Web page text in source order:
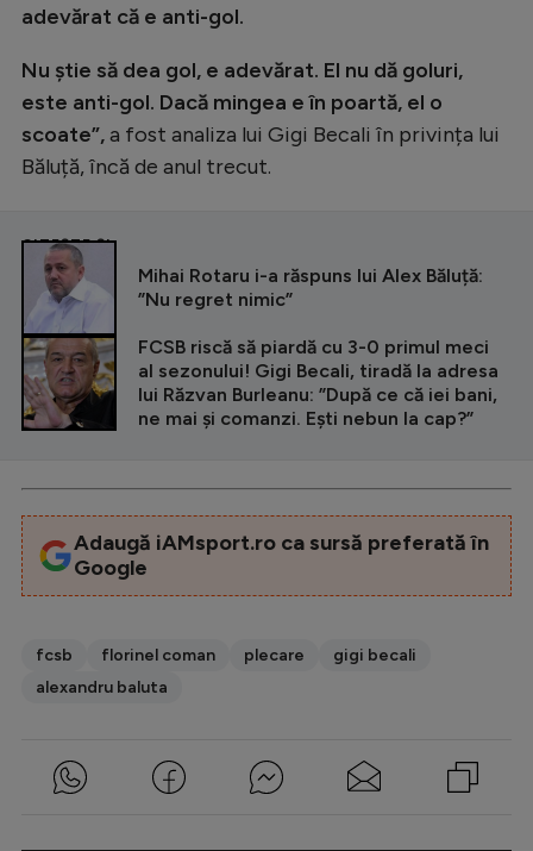
adevărat că e anti-gol.
Nu știe să dea gol, e adevărat. El nu dă goluri,
este anti-gol. Dacă mingea e în poartă, el o
scoate”,a fost analiza lui Gigi Becali în privința lui
Băluță, încă de anul trecut.
CITEȘTE ȘI
Mihai Rotaru i-a răspuns lui Alex Băluță:
”Nu regret nimic”
FCSB riscă să piardă cu 3-0 primul meci
al sezonului! Gigi Becali, tiradă la adresa
lui Răzvan Burleanu: ”După ce că iei bani,
ne mai și comanzi. Ești nebun la cap?”
Adaugă iAMsport.ro ca sursă preferată în
Google
fcsb florinel coman plecare
gigi becali
alexandru baluta